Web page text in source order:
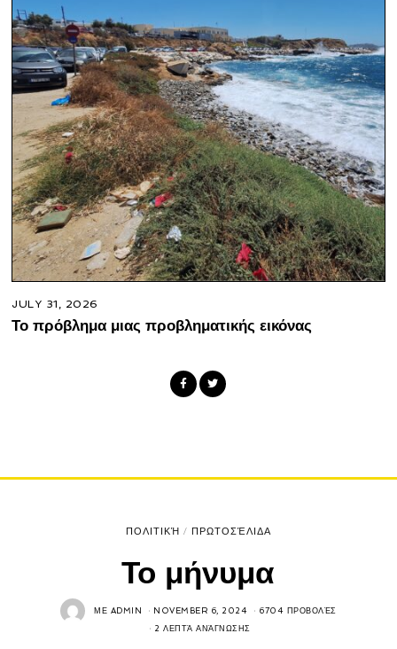
JULY 31, 2026
Το πρόβλημα μιας προβληματικής εικόνας
ΠΟΛΙΤΙΚΉ / ΠΡΩΤΟΣΈΛΙΔΑ
Το μήνυμα
ΜΕ ADMIN NOVEMBER 6, 2024 6704 ΠΡΟΒΟΛΈΣ
2 ΛΕΠΤΆ ΑΝΆΓΝΩΣΗΣ